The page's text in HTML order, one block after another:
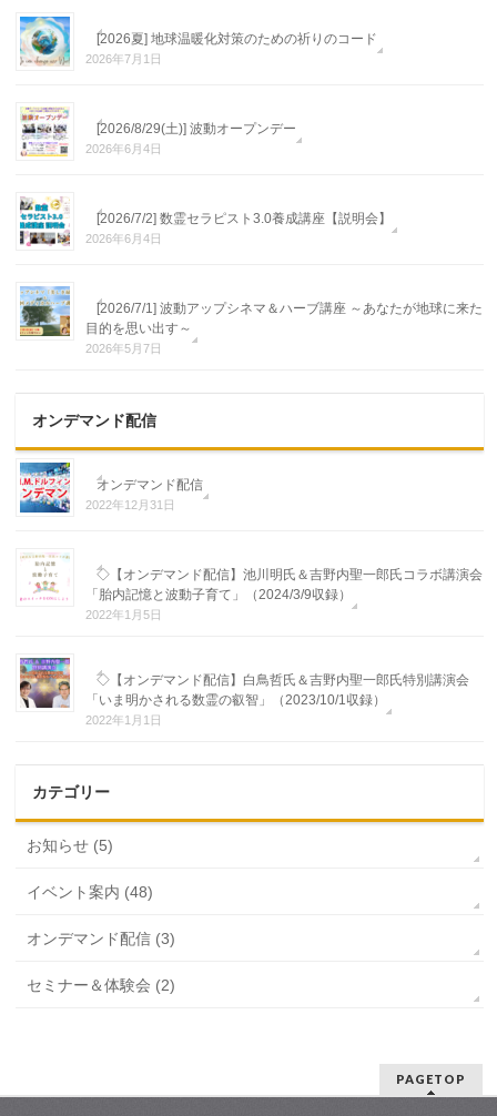
[2026夏] 地球温暖化対策のための祈りのコード
2026年7月1日
[2026/8/29(土)] 波動オープンデー
2026年6月4日
[2026/7/2] 数霊セラピスト3.0養成講座【説明会】
2026年6月4日
[2026/7/1] 波動アップシネマ＆ハーブ講座 ～あなたが地球に来た
目的を思い出す～
2026年5月7日
オンデマンド配信
オンデマンド配信
2022年12月31日
◇【オンデマンド配信】池川明氏＆吉野内聖一郎氏コラボ講演会
「胎内記憶と波動子育て」（2024/3/9収録）
2022年1月5日
◇【オンデマンド配信】白鳥哲氏＆吉野内聖一郎氏特別講演会
「いま明かされる数霊の叡智」（2023/10/1収録）
2022年1月1日
カテゴリー
お知らせ (5)
イベント案内 (48)
オンデマンド配信 (3)
セミナー＆体験会 (2)
PAGETOP